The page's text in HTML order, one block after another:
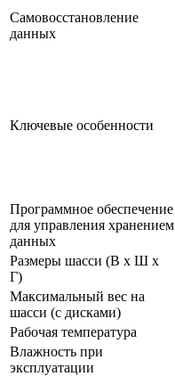
Самовосстановление
данных
Ключевые особенности
Программное обеспечение
для управления хранением
данных
Размеры шасси (В x Ш x
Г)
Максимальный вес на
шасси (с дисками)
Рабочая температура
Влажность при
эксплуатации